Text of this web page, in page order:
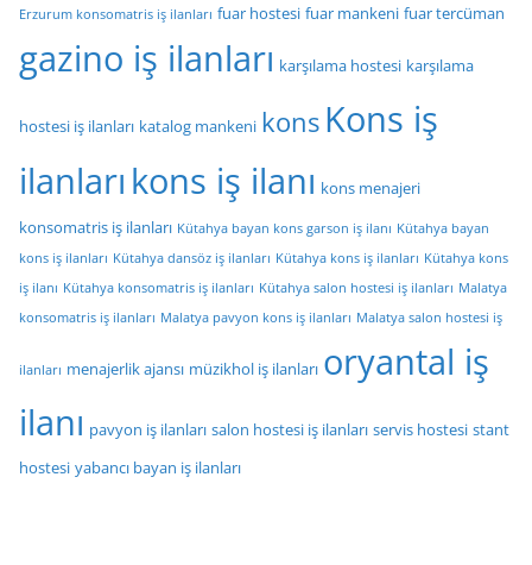
Erzurum konsomatris iş ilanları fuar hostesi fuar mankeni fuar tercüman
gazino iş ilanları karşılama hostesi karşılama
hostesi iş ilanları katalog mankeni kons Kons iş
ilanları kons iş ilanı kons menajeri
konsomatris iş ilanları Kütahya bayan kons garson iş ilanı Kütahya bayan
kons iş ilanları Kütahya dansöz iş ilanları Kütahya kons iş ilanları Kütahya kons
iş ilanı Kütahya konsomatris iş ilanları Kütahya salon hostesi iş ilanları Malatya
konsomatris iş ilanları Malatya pavyon kons iş ilanları Malatya salon hostesi iş
ilanları menajerlik ajansı müzikhol iş ilanları oryantal iş
ilanı pavyon iş ilanları salon hostesi iş ilanları servis hostesi stant
hostesi yabancı bayan iş ilanları